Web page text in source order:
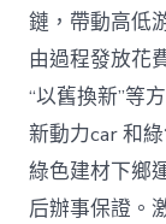
鏈，帶動高低
由過程發放花
“以舊換新”等
新動力car 和
綠色建材下鄉
后辦事保證。